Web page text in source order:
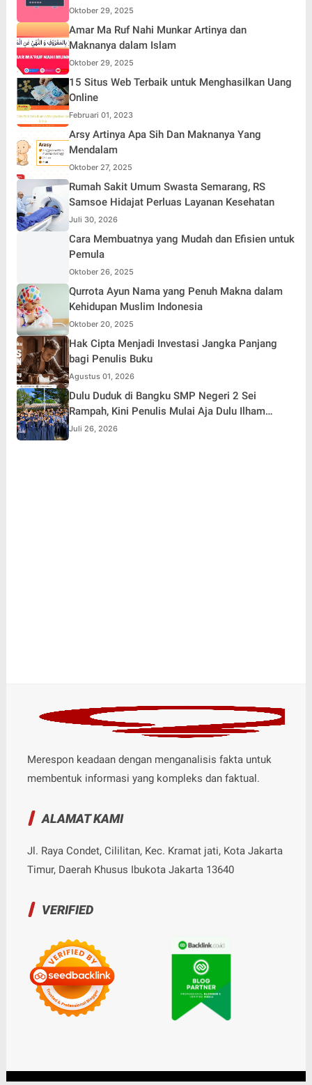
Oktober 29, 2025
Amar Ma Ruf Nahi Munkar Artinya dan
Maknanya dalam Islam
Oktober 29, 2025
15 Situs Web Terbaik untuk Menghasilkan Uang
Online
Februari 01, 2023
Arsy Artinya Apa Sih Dan Maknanya Yang
Mendalam
Oktober 27, 2025
Rumah Sakit Umum Swasta Semarang, RS
Samsoe Hidajat Perluas Layanan Kesehatan
Juli 30, 2026
Cara Membuatnya yang Mudah dan Efisien untuk
Pemula
Oktober 26, 2025
Qurrota Ayun Nama yang Penuh Makna dalam
Kehidupan Muslim Indonesia
Oktober 20, 2025
Hak Cipta Menjadi Investasi Jangka Panjang
bagi Penulis Buku
Agustus 01, 2026
Dulu Duduk di Bangku SMP Negeri 2 Sei
Rampah, Kini Penulis Mulai Aja Dulu Ilham
Febryan Kembali sebagai Pemateri untuk
Menginspirasi Generasi Muda
Juli 26, 2026
Merespon keadaan dengan menganalisis fakta untuk
membentuk informasi yang kompleks dan faktual.
ALAMAT KAMI
Jl. Raya Condet, Cililitan, Kec. Kramat jati, Kota Jakarta
Timur, Daerah Khusus Ibukota Jakarta 13640
VERIFIED